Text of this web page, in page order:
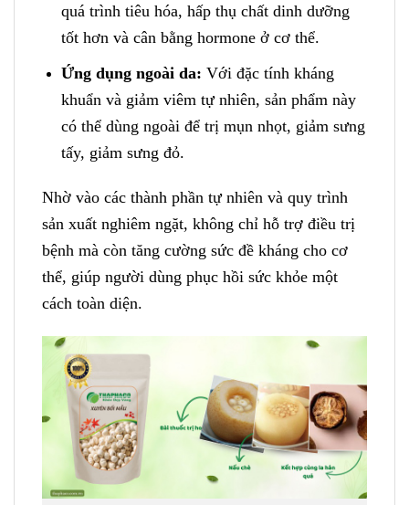
quá trình tiêu hóa, hấp thụ chất dinh dưỡng
tốt hơn và cân bằng hormone ở cơ thể.
Ứng dụng ngoài da: Với đặc tính kháng
khuẩn và giảm viêm tự nhiên, sản phẩm này
có thể dùng ngoài để trị mụn nhọt, giảm sưng
tấy, giảm sưng đỏ.
Nhờ vào các thành phần tự nhiên và quy trình
sản xuất nghiêm ngặt, không chỉ hỗ trợ điều trị
bệnh mà còn tăng cường sức đề kháng cho cơ
thể, giúp người dùng phục hồi sức khỏe một
cách toàn diện.